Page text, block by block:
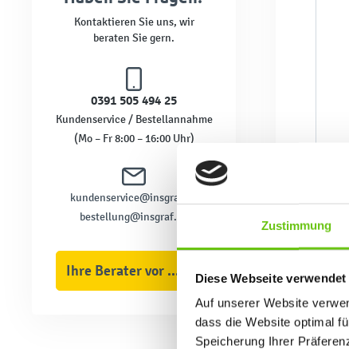
Zustimmung
Diese Webseite
Auf unserer Website
dass die Website optimal
Speicherung Ihrer
Kontaktieren Sie uns, wir
beraten Sie gern.
0391 505 494 25
Kundenservice / Bestellannahme
(Mo – Fr 8:00 – 16:00 Uhr)
kundenservice@insgraf.de
bestellung@insgraf.de
Ihre Berater vor Ort